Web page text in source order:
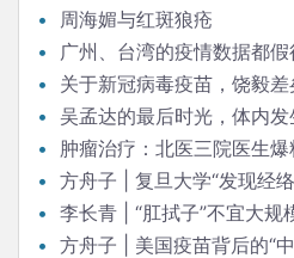
周海媚与红斑狼疮
广州、台湾的疫情数据都
关于新冠病毒疫苗，饶毅差
吴孟达的最后时光，体内发
肿瘤治疗：北医三院医生爆
方舟子 | 复旦大学“发现经
李长青 | “肛拭子”不宜大规
方舟子 | 美国疫苗背后的“